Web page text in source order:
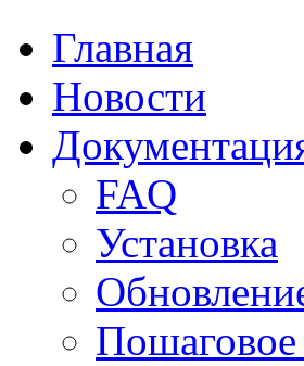
Главная
Новости
FAQ
Установка
Пошаговое